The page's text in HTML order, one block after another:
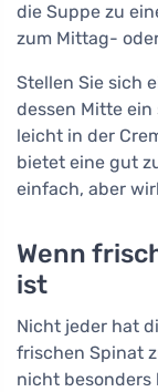
die Suppe zu
zum Mittag-
Stellen Sie sich
dessen Mitte ein
leicht in der
bietet eine gut
einfach, aber
Wenn
ist
Nicht jeder hat
frischen Spinat
nicht besonders